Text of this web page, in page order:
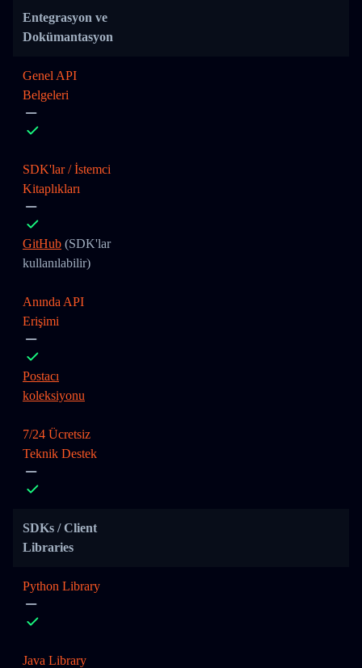
Entegrasyon ve
Dokümantasyon
Genel API
Belgeleri
SDK'lar / İstemci
Kitaplıkları
GitHub (SDK'lar
kullanılabilir)
Anında API
Erişimi
Postacı
koleksiyonu
7/24 Ücretsiz
Teknik Destek
SDKs / Client
Libraries
Python Library
Java Library